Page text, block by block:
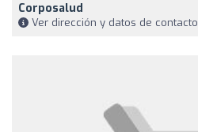
Corposalud
Ver dirección y datos de contacto